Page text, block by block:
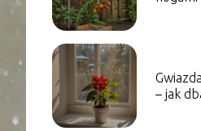
– jak